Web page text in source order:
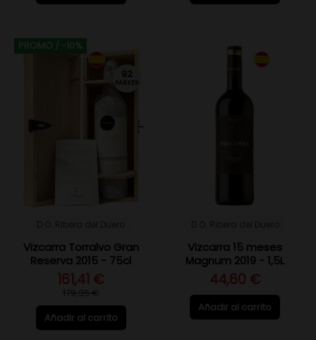
PROMO / -10%
92
PARKER
Vizcarra Torralvo Gran
Reserva 2015 - 75cl
161,41 €
179,35 €
Añadir al carrito
Vizcarra 15 meses
Magnum 2019 - 1,5L
44,60 €
Añadir al carrito